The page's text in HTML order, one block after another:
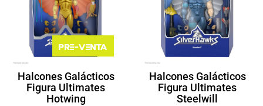
Pre-venta
Halcones Galácticos
Figura Ultimates
Hotwing
Halcones Galácticos
Figura Ultimates
Steelwill